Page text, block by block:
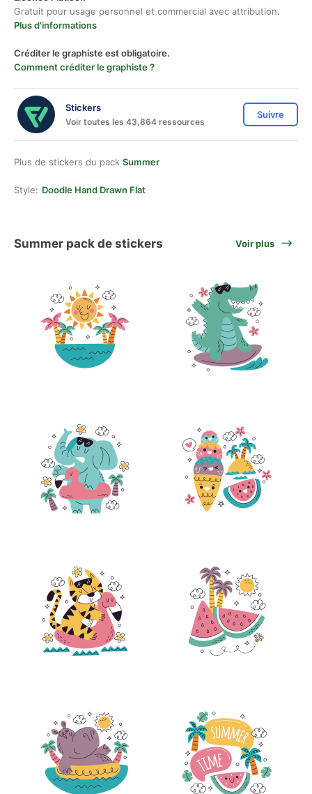
Gratuit pour usage personnel et commercial avec attribution.
Plus d'informations
Créditer le graphiste est obligatoire.
Comment créditer le graphiste ?
Stickers
Voir toutes les 43,864 ressources
Suivre
Plus de stickers du pack Summer
Style: Doodle Hand Drawn Flat
Summer pack de stickers Voir plus